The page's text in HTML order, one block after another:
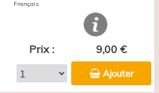
Français
Prix : 9,00 €
Ajouter